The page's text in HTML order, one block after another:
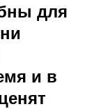
для
и в